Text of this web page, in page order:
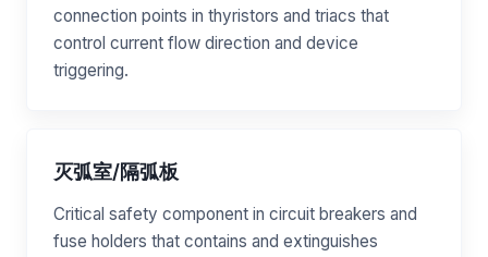
connection points in thyristors and triacs that
control current flow direction and device
triggering.
灭弧室/隔弧板
Critical safety component in circuit breakers and
fuse holders that contains and extinguishes